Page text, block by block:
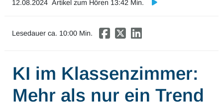
Essen & Konsum
Freizeit & Reisen
Investor Relations
12.08.2024 Artikel zum Hören 13:42 Min.
Lesedauer ca. 10:00 Min.
KI im Klassenzimmer:
Mehr als nur ein Trend